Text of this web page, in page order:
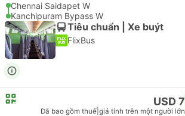
Chennai Saidapet W
Kanchipuram Bypass W
Tiêu chuẩn | Xe buýt
FlixBus
USD 7
Đã bao gồm thuế giá tính trên một người lớn